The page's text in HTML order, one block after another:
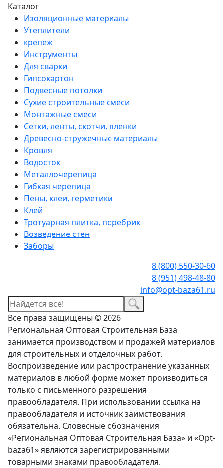
Каталог
Изоляционные материалы
Утеплители
крепеж
Инструменты
Для сварки
Гипсокартон
Подвесные потолки
Сухие строительные смеси
Монтажные смеси
Сетки, ленты, скотчи, пленки
Древесно-стружечные материалы
Кровля
Водосток
Металлочерепица
Гибкая черепица
Пены, клеи, герметики
Клей
Тротуарная плитка, поребрик
Возведение стен
Заборы
8 (800) 550-30-60
8 (951) 498-48-80
info@opt-baza61.ru
Все права защищены © 2026
Региональная Оптовая Строительная База
занимается производством и продажей материалов
для строительных и отделочных работ.
Воспроизведение или распространение указанных
материалов в любой форме может производиться
только с письменного разрешения
правообладателя. При использовании ссылка на
правообладателя и источник заимствования
обязательна. Словесные обозначения
«Региональная Оптовая Строительная База» и «Opt-
baza61» являются зарегистрированными
товарными знаками правообладателя.